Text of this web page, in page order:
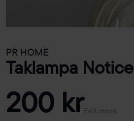
PR HOME
Taklampa Notice
200 krExkl. moms